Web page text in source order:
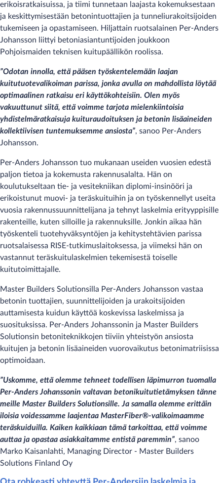
erikoisratkaisuissa, ja tiimi tunnetaan laajasta kokemuksestaan
ja keskittymisestään betonintuottajien ja tunneliurakoitsijoiden
tukemiseen ja opastamiseen. Hiljattain ruotsalainen Per-Anders
Johansson liittyi betoniasiantuntijoiden joukkoon
Pohjoismaiden teknisen kuitupäällikön roolissa.
”Odotan innolla, että pääsen työskentelemään laajan
kuitutuotevalikoiman parissa, jonka avulla on mahdollista löytää
optimaalinen ratkaisu eri käyttökohteisiin. Olen myös
vakuuttunut siitä, että voimme tarjota mielenkiintoisia
yhdistelmäratkaisuja kuituraudoituksen ja betonin lisäaineiden
kollektiivisen tuntemuksemme ansiosta”, sanoo Per-Anders
Johansson.
Per-Anders Johansson tuo mukanaan useiden vuosien edestä
paljon tietoa ja kokemusta rakennusalalta. Hän on
koulutukseltaan tie- ja vesitekniikan diplomi-insinööri ja
erikoistunut muovi- ja teräskuituihin ja on työskennellyt useita
vuosia rakennussuunnittelijana ja tehnyt laskelmia erityyppisille
rakenteille, kuten silloille ja rakennuksille. Jonkin aikaa hän
työskenteli tuotehyväksyntöjen ja kehitystehtävien parissa
ruotsalaisessa RISE-tutkimuslaitoksessa, ja viimeksi hän on
vastannut teräskuitulaskelmien tekemisestä toiselle
kuitutoimittajalle.
Master Builders Solutionsilla Per-Anders Johansson vastaa
betonin tuottajien, suunnittelijoiden ja urakoitsijoiden
auttamisesta kuidun käyttöä koskevissa laskelmissa ja
suosituksissa. Per-Anders Johanssonin ja Master Builders
Solutionsin betoniteknikkojen tiiviin yhteistyön ansiosta
kuitujen ja betonin lisäaineiden vuorovaikutus betonimatriisissa
optimoidaan.
”Uskomme, että olemme tehneet todellisen läpimurron tuomalla
Per-Anders Johanssonin valtavan betonikuitutietämyksen tänne
meille Master Builders Solutionsille. Ja samalla olemme erittäin
iloisia voidessamme laajentaa MasterFiber®-valikoimaamme
teräskuiduilla. Kaiken kaikkiaan tämä tarkoittaa, että voimme
auttaa ja opastaa asiakkaitamme entistä paremmin”, sanoo
Marko Kaisanlahti, Managing Director - Master Builders
Solutions Finland Oy